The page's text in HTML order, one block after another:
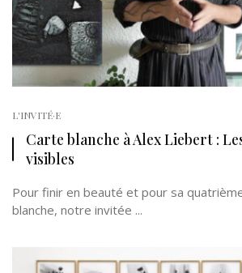
L'INVITÉ·E
Carte blanche à Alex Liebert :
visibles
Pour finir en beauté et pour sa
blanche, notre invitée ...